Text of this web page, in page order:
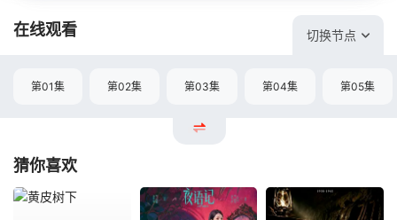
在线观看 切换节点
第01集 第02集 第03集 第04集 第05集
猜你喜欢